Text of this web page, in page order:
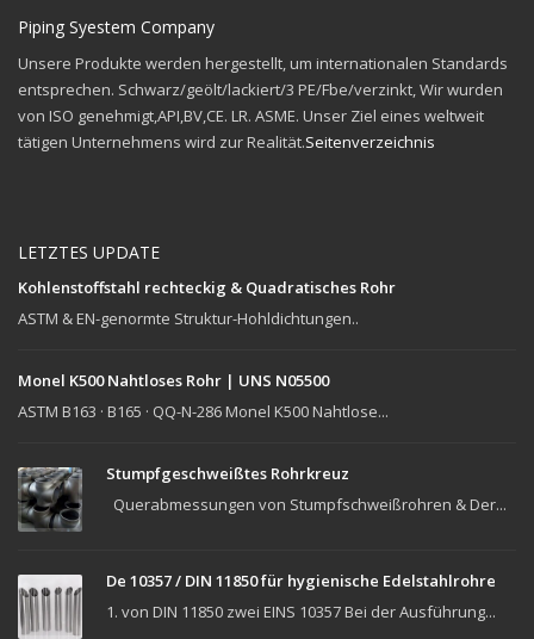
Piping Syestem Company
Unsere Produkte werden hergestellt, um internationalen Standards
entsprechen. Schwarz/geölt/lackiert/3 PE/Fbe/verzinkt, Wir wurden
von ISO genehmigt,API,BV,CE. LR. ASME. Unser Ziel eines weltweit
tätigen Unternehmens wird zur Realität.Seitenverzeichnis
LETZTES UPDATE
Kohlenstoffstahl rechteckig & Quadratisches Rohr
ASTM & EN-genormte Struktur-Hohldichtungen..
Monel K500 Nahtloses Rohr | UNS N05500
ASTM B163 · B165 · QQ-N-286 Monel K500 Nahtlose...
Stumpfgeschweißtes Rohrkreuz
Querabmessungen von Stumpfschweißrohren & Der...
De 10357 / DIN 11850 für hygienische Edelstahlrohre
1. von DIN 11850 zwei EINS 10357 Bei der Ausführung...